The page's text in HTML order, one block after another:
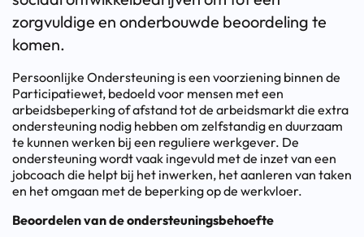
zorgvuldige en onderbouwde beoordeling te
komen.
Persoonlijke Ondersteuning is een voorziening binnen de
Participatiewet, bedoeld voor mensen met een
arbeidsbeperking of afstand tot de arbeidsmarkt die extra
ondersteuning nodig hebben om zelfstandig en duurzaam
te kunnen werken bij een reguliere werkgever. De
ondersteuning wordt vaak ingevuld met de inzet van een
jobcoach die helpt bij het inwerken, het aanleren van taken
en het omgaan met de beperking op de werkvloer.
Beoordelen van de ondersteuningsbehoefte